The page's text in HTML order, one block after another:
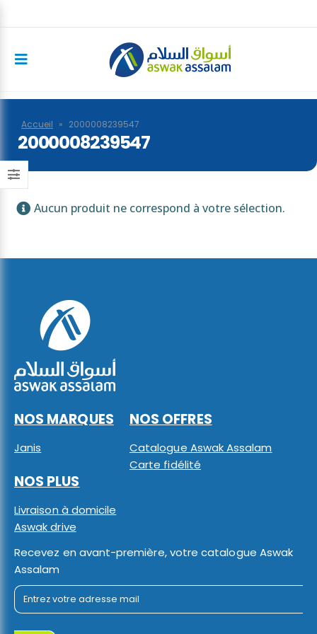
Accueil » 2000008239547
2000008239547
Aucun produit ne correspond à votre sélection.
NOS MARQUES
Janis
NOS OFFRES
Catalogue Aswak Assalam
Carte fidélité
NOS PLUS
Livraison à domicile
Aswak drive
Recevez en avant-première, votre catalogue Aswak
Assalam